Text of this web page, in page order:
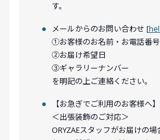
す。
メールからのお問い合わせ [
①お客様のお名前・お電話番号
②お届け希望日
③ギャラリーナンバー
を明記の上ご連絡ください。
【お急ぎでご利用のお客様へ】
＜出張装飾のご対応＞
ORYZAEスタッフがお届けの場